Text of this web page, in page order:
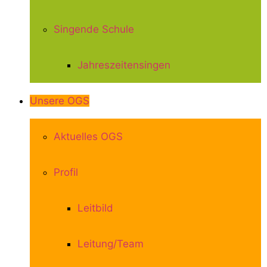
Singende Schule
Jahreszeitensingen
Unsere OGS
Aktuelles OGS
Profil
Leitbild
Leitung/Team